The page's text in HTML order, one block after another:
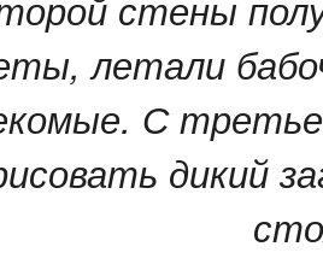
летали
С
дикий